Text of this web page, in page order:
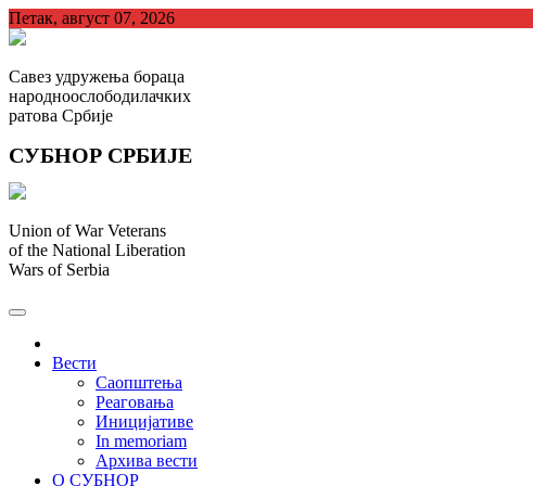
Skip
to
Петак, август 07, 2026
Савез удружења бораца
народноослободилачких
ратова Србије
СУБНОР СРБИЈЕ
Union of War Veterans
of the National Liberation
Wars of Serbia
Вести
Саопштења
Реаговања
Иницијативе
In memoriam
Архива вести
О СУБНОР